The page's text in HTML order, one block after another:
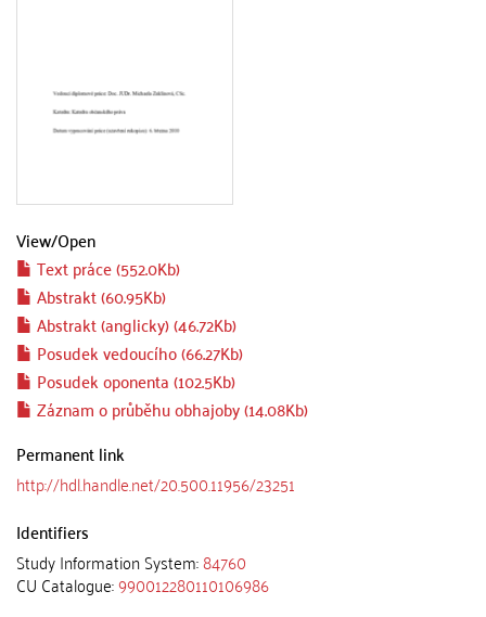
View/Open
Text práce (552.0Kb)
Abstrakt (60.95Kb)
Abstrakt (anglicky) (46.72Kb)
Posudek vedoucího (66.27Kb)
Posudek oponenta (102.5Kb)
Záznam o průběhu obhajoby (14.08Kb)
Permanent link
http://hdl.handle.net/20.500.11956/23251
Identifiers
Study Information System:84760
CU Catalogue:990012280110106986